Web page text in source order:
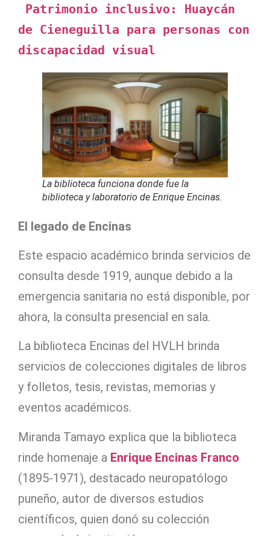
Patrimonio inclusivo: Huaycán
de Cieneguilla para personas con
discapacidad visual
La biblioteca funciona donde fue la
biblioteca y laboratorio de Enrique Encinas.
El legado de Encinas
Este espacio académico brinda servicios de
consulta desde 1919, aunque debido a la
emergencia sanitaria no está disponible, por
ahora, la consulta presencial en sala.
La biblioteca Encinas del HVLH brinda
servicios de colecciones digitales de libros
y folletos, tesis, revistas, memorias y
eventos académicos.
Miranda Tamayo explica que la biblioteca
rinde homenaje a Enrique Encinas Franco
(1895-1971), destacado neuropatólogo
puneño, autor de diversos estudios
científicos, quien donó su colección